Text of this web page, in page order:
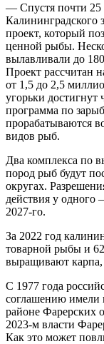
— Спустя почти 25
Калининградского
проект, который
ценной рыбы.
вылавливали до
Проект рассчитан
от 1,5 до 2,5
угорьки достигнут
программа по
прорабатываются
видов рыб.
Два комплекса по
пород рыб будут
округах.
действия у одного
2027-го.
За 2022 год
товарной рыбы и
выращивают карпа,
С 1977 года
соглашению имели
районе Фарерских
2023-м власти
Как это может